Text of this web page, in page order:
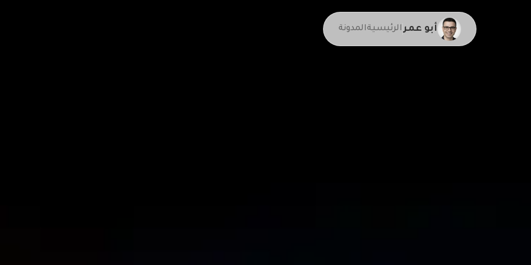
أبو عمرالرئيسيةالمدونة